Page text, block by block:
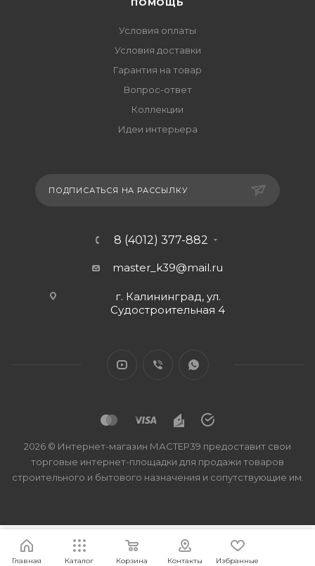
Условия оплаты
Условия доставки
Гарантия на товар
Вопрос-ответ
Коллекции
Идеи интерьера
ПОДПИСАТЬСЯ НА РАССЫЛКУ
8 (4012) 377-882
master_k39@mail.ru
г. Калининград, ул.
Судостроительная 4
2026 © Интернет-магазин МАСТЕР39 предоставит свои
торговые интернет-площадки для продажи товаров
строительного и бытового назначения и сопутствующие им.
Главная Каталог Корзина Контакты Избранные